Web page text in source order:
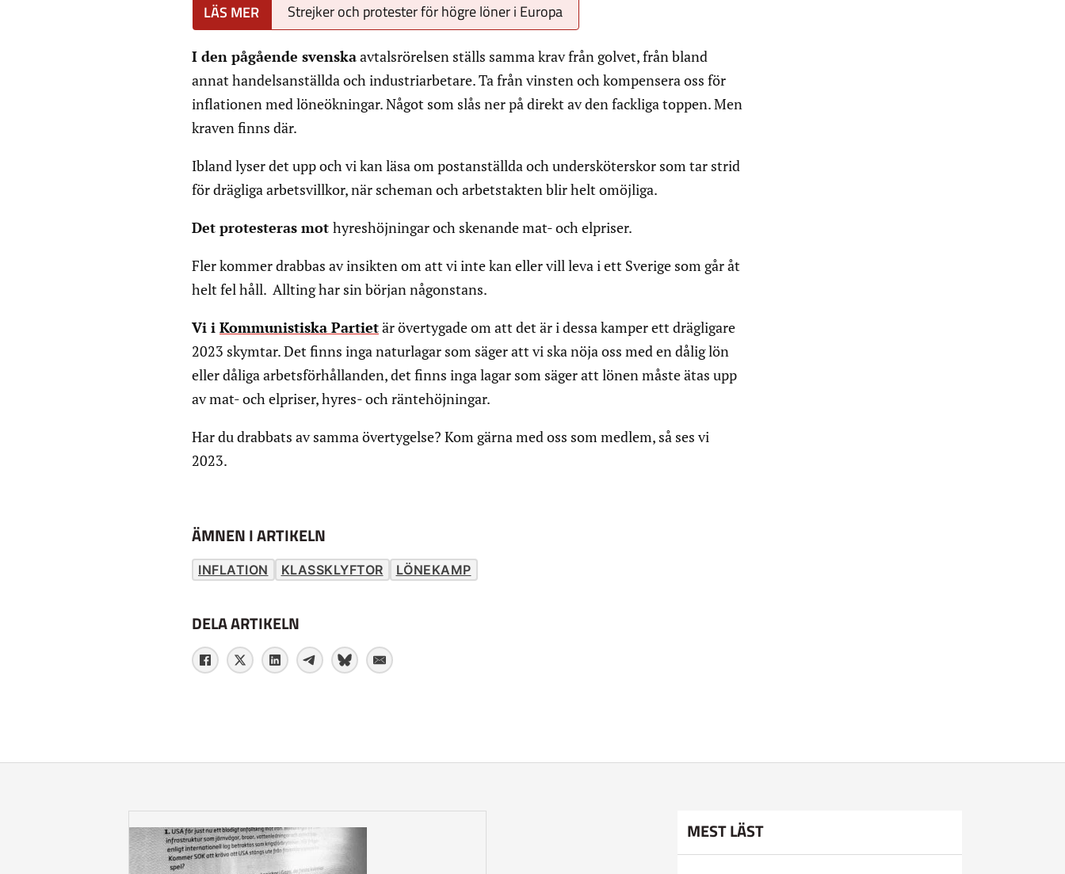
Strejker och protester för högre löner i Europa
I den pågående svenskaavtalsrörelsen ställs samma krav från golvet, från bland
annat handelsanställda och industriarbetare. Ta från vinsten och kompensera oss för
inflationen med löneökningar. Något som slås ner på direkt av den fackliga toppen. Men
kraven finns där.
Ibland lyser det upp och vi kan läsa om postanställda och undersköterskor som tar strid
för drägliga arbetsvillkor, när scheman och arbetstakten blir helt omöjliga.
Det protesteras mot hyreshöjningar och skenande mat- och elpriser.
Fler kommer drabbas av insikten om att vi inte kan eller vill leva i ett Sverige som går åt
helt fel håll. Allting har sin början någonstans.
Vi i Kommunistiska Partietär övertygade om att det är i dessa kamper ett drägligare
2023 skymtar. Det finns inga naturlagar som säger att vi ska nöja oss med en dålig lön
eller dåliga arbetsförhållanden, det finns inga lagar som säger att lönen måste ätas upp
av mat- och elpriser, hyres- och räntehöjningar.
Har du drabbats av samma övertygelse? Kom gärna med oss som medlem, så ses vi
2023.
ÄMNEN I ARTIKELN
INFLATION KLASSKLYFTOR LÖNEKAMP
DELA ARTIKELN
MEST LÄST